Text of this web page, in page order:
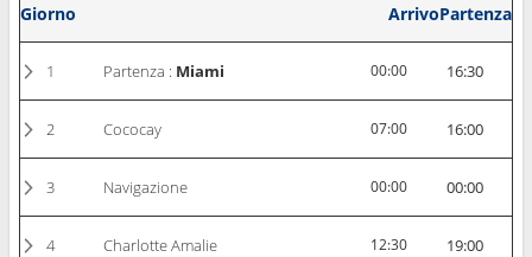
Giorno ArrivoPartenza
1 Partenza : Miami 00:00 16:30
2 Cococay 07:00 16:00
3 Navigazione 00:00 00:00
4 Charlotte Amalie 12:30 19:00